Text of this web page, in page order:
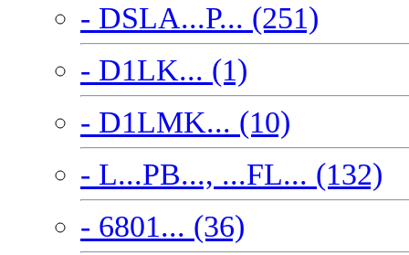
- DSLA...P... (251)
- D1LK... (1)
- D1LMK... (10)
- L...PB..., ...FL... (132)
- 6801... (36)